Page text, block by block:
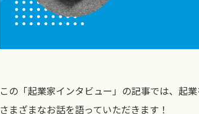
この「起業家インタビュー」の記事では、起
さまざまなお話を語っていただきます！